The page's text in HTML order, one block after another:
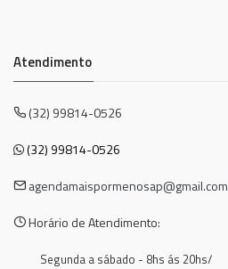
Atendimento
(32) 99814-0526
(32) 99814-0526
agendamaispormenosap@gmail.com
Horário de Atendimento:
Segunda a sábado - 8hs ás 20hs/